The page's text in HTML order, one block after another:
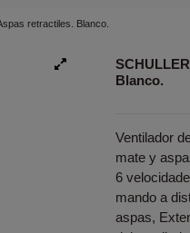
retractiles. Blanco.
Blanco.
Ventilador
mate y
6
mando a
aspas,